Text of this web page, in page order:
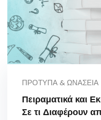
ΠΡΌΤΥΠΑ & ΩΝΆΣΕΙΑ
Πειραματικά και
Σε τι Διαφέρουν